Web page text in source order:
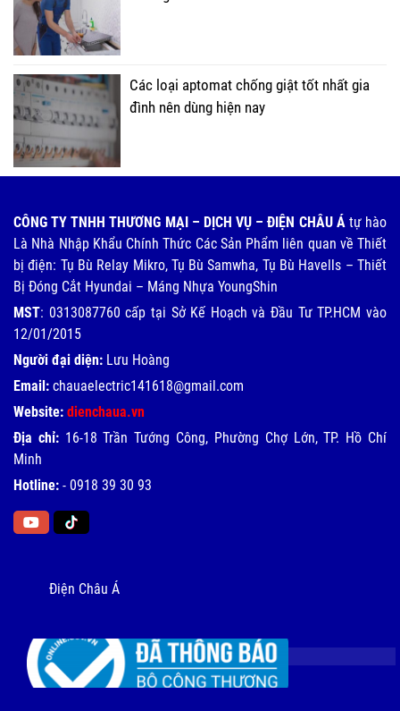
Các loại aptomat chống giật tốt nhất gia
đình nên dùng hiện nay
CÔNG TY TNHH THƯƠNG MẠI – DỊCH VỤ – ĐIỆN CHÂU Átự hào
Là Nhà Nhập Khẩu Chính Thức Các Sản Phẩm liên quan về Thiết
bị điện: Tụ Bù Relay Mikro, Tụ Bù Samwha, Tụ Bù Havells – Thiết
Bị Đóng Cắt Hyundai – Máng Nhựa YoungShin
MST: 0313087760 cấp tại Sở Kế Hoạch và Đầu Tư TP.HCM vào
12/01/2015
Người đại diện: Lưu Hoàng
Email: chauaelectric141618@gmail.com
Website: dienchaua.vn
Địa chỉ: 16-18 Trần Tướng Công, Phường Chợ Lớn, TP. Hồ Chí
Minh
Hotline: - 0918 39 30 93
Điện Châu Á